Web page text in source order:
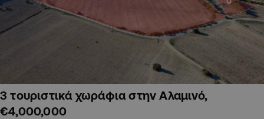
3 τουριστικά χωράφια στην Αλαμινό,
€4,000,000